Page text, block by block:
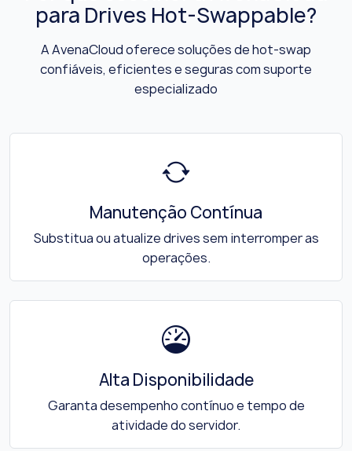
para Drives Hot-Swappable?
A AvenaCloud oferece soluções de hot-swap
confiáveis, eficientes e seguras com suporte
especializado
Manutenção Contínua
Substitua ou atualize drives sem interromper as
operações.
Alta Disponibilidade
Garanta desempenho contínuo e tempo de
atividade do servidor.